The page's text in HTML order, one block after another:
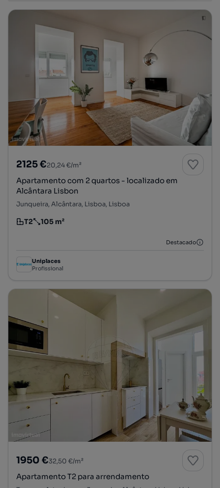
2125 €20,24 €/m²
Apartamento com 2 quartos - localizado em
Alcântara Lisbon
Junqueira, Alcântara, Lisboa, Lisboa
Tipologia
T2
Preço por metro quadrado
105 m²
Destacado
Uniplaces
Profissional
1950 €32,50 €/m²
Apartamento T2 para arrendamento